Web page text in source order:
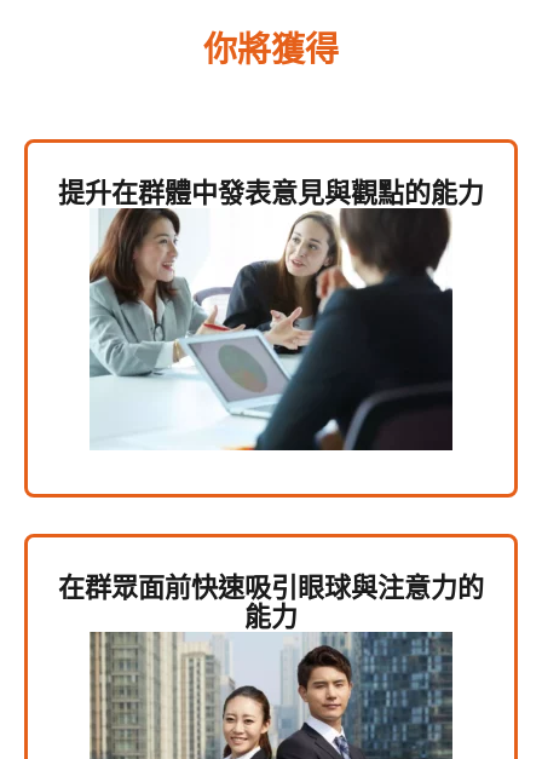
你將獲得
提升在群體中發表意見與觀點的能力
在群眾面前快速吸引眼球與注意力的
能力